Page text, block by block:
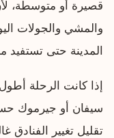
قصيرة أو متوسطة،
والمشي والجولات
المدينة حتى تستفيد
إذا كانت الرحلة
سيفان أو جيرموك
تقليل تغيير الفنادق